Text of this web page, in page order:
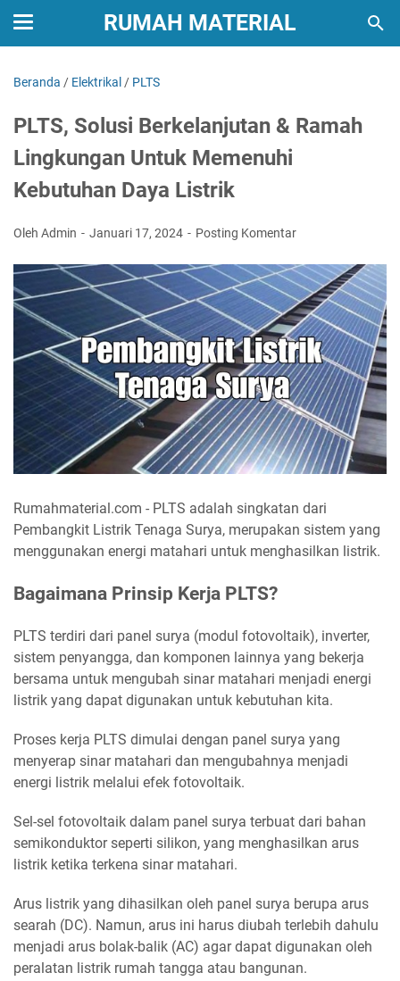
RUMAH MATERIAL
Beranda / Elektrikal / PLTS
PLTS, Solusi Berkelanjutan & Ramah
Lingkungan Untuk Memenuhi
Kebutuhan Daya Listrik
Oleh Admin Januari 17, 2024 Posting Komentar
Rumahmaterial.com - PLTS adalah singkatan dari
Pembangkit Listrik Tenaga Surya, merupakan sistem yang
menggunakan energi matahari untuk menghasilkan listrik.
Bagaimana Prinsip Kerja PLTS?
PLTS terdiri dari panel surya (modul fotovoltaik), inverter,
sistem penyangga, dan komponen lainnya yang bekerja
bersama untuk mengubah sinar matahari menjadi energi
listrik yang dapat digunakan untuk kebutuhan kita.
Proses kerja PLTS dimulai dengan panel surya yang
menyerap sinar matahari dan mengubahnya menjadi
energi listrik melalui efek fotovoltaik.
Sel-sel fotovoltaik dalam panel surya terbuat dari bahan
semikonduktor seperti silikon, yang menghasilkan arus
listrik ketika terkena sinar matahari.
Arus listrik yang dihasilkan oleh panel surya berupa arus
searah (DC). Namun, arus ini harus diubah terlebih dahulu
menjadi arus bolak-balik (AC) agar dapat digunakan oleh
peralatan listrik rumah tangga atau bangunan.